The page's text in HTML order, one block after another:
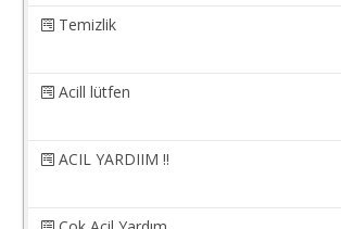
Temizlik
Acill lütfen
ACIL YARDIIM !!